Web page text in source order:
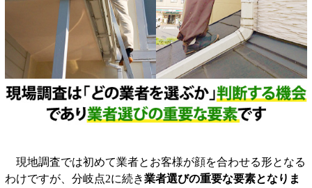
現地調査では初めて業者とお客様が顔を合わせる形となる
わけですが、分岐点2に続き業者選びの重要な要素となりま